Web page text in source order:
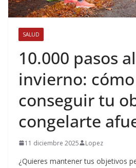
SALUD
10.000 pasos
invierno: cómo
conseguir tu
congelarte
11 diciembre 2025 Lopez
¿Quieres mantener tus objetivos